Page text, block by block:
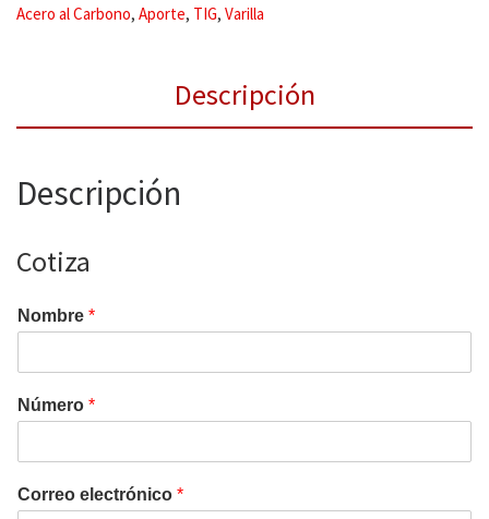
Acero al Carbono, Aporte, TIG, Varilla
Descripción
Descripción
Cotiza
Nombre *
Número *
Correo electrónico *